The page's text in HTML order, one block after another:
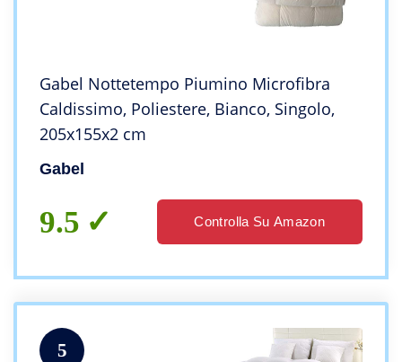
Gabel Nottetempo Piumino Microfibra
Caldissimo, Poliestere, Bianco, Singolo,
205x155x2 cm
Gabel
9.5 Controlla Su Amazon
5